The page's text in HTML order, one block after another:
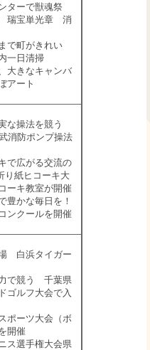
ターで獣魂祭
瑞宝単光章 消
で町がきれい
一日清掃
大きなキャンバ
アート
な操法を競う
消防ポンプ操法
で広がる交流の
紙ヒコーキ大
ーキ教室が開催
豊かな毎日を！
ンクールを開催
白浜タイガー
で競う 千葉県
ゴルフ大会で入
ポーツ大会（ボ
開催
ス選手権大会県